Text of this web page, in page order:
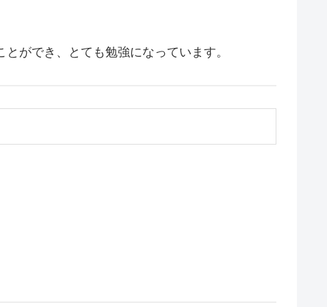
ができ、とても勉強になっています。